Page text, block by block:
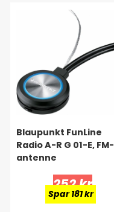
Blaupunkt FunLine
Radio A-R G 01-E, FM-
antenne
252 kr
Spar 181 kr